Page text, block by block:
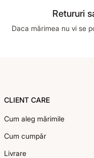
Retururi
Daca mărimea nu vi se
CLIENT CARE
Cum aleg mărimile
Cum cumpăr
Livrare